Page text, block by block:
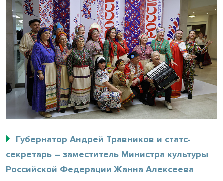
Губернатор Андрей Травников и статс-
секретарь – заместитель Министра культуры
Российской Федерации Жанна Алексеева